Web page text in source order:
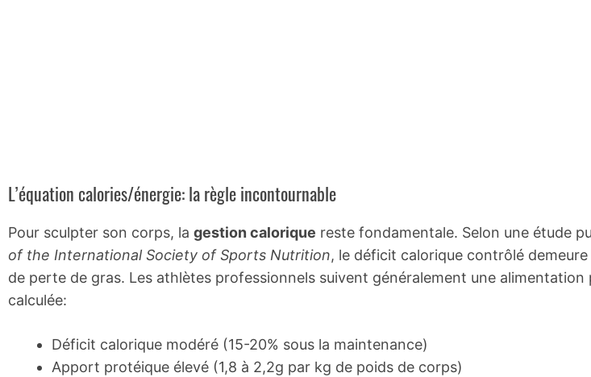
L’équation calories/énergie: la règle incontournable
Pour sculpter son corps, la gestion calorique reste fondamentale. Selon une étude
of the International Society of Sports Nutrition, le déficit calorique contrôlé
de perte de gras. Les athlètes professionnels suivent généralement une alimentation
calculée:
Déficit calorique modéré (15-20% sous la maintenance)
Apport protéique élevé (1,8 à 2,2g par kg de poids de corps)